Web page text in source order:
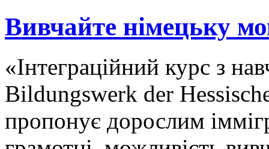
Вивчайте німецьку
«Інтеграційний курс з
Bildungswerk der
пропонує дорослим